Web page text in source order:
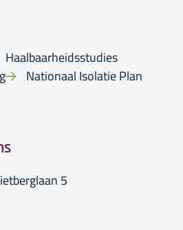
Haalbaarheidsstudies
Nationaal Isolatie Plan
5